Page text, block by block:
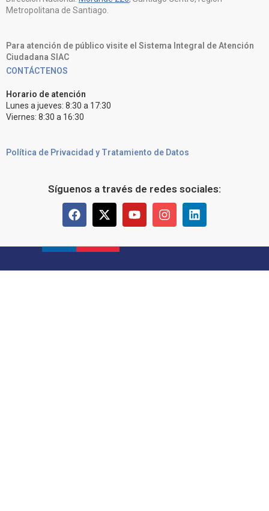
Metropolitana de Santiago.
Para atención de público visite el Sistema Integral de Atención
Ciudadana SIAC
CONTÁCTENOS
Horario de atención
Lunes a jueves: 8:30 a 17:30
Viernes: 8:30 a 16:30
Política de Privacidad y Tratamiento de Datos
Síguenos a través de redes sociales: